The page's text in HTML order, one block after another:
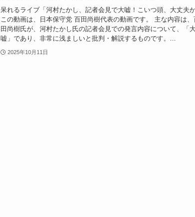
呆れるライブ「河村たかし、記者会見で大嘘！こいつ頭、大丈夫か
この動画は、日本保守党 百田尚樹代表の動画です。 主な内容は、
田尚樹氏が、河村たかし氏の記者会見での発言内容について、「
嘘」であり、非常に浅ましいと批判・解説するものです。...
2025年10月11日